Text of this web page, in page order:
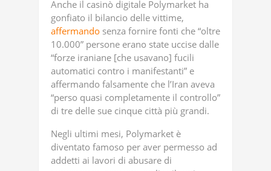
Anche il casinò digitale Polymarket ha
gonfiato il bilancio delle vittime,
affermando senza fornire fonti che “oltre
10.000” persone erano state uccise dalle
“forze iraniane [che usavano] fucili
automatici contro i manifestanti” e
affermando falsamente che l’Iran aveva
“perso quasi completamente il controllo”
di tre delle sue cinque città più grandi.
Negli ultimi mesi, Polymarket è
diventato famoso per aver permesso ad
addetti ai lavori di abusare di